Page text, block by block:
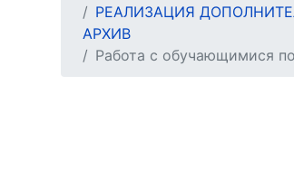
РЕАЛИЗАЦИЯ
АРХИВ
Работа с обучающимися